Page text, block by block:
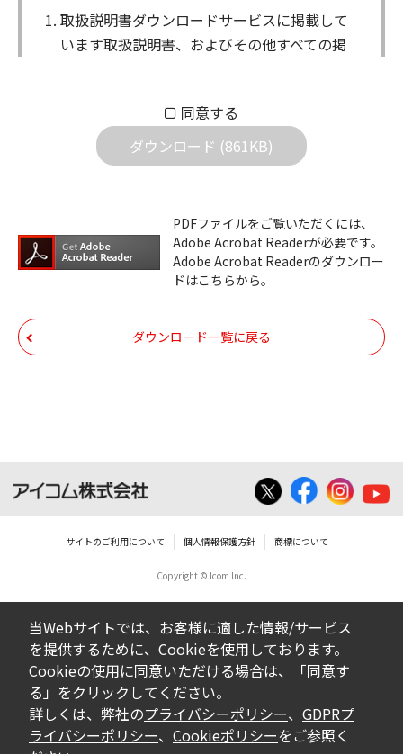
取扱説明書ダウンロードサービスに掲載して
います取扱説明書、およびその他すべての掲
属します。ダウンロードした取扱説明書は、
個人が本来の目的でご使用されることは可能
ですが、権利者の許諾を得ることなく、以下
ダウンロードした取扱説明書は、複製、賃
貸、改変、公衆送信、または公衆送信可能
化することはできません。
いは無償を問わず、第三者に譲渡あるいは
使用させる事ができません。
ダウンロードした取扱説明書等に使用され
の転用は一切出来ません。
ダウンロードした取扱説明書およびその他す
べての掲載物の変更は一切行わないでくださ
い。お客様による内容の変更により、何らか
の欠陥が生じたとしても、弊社では一切の保
証をいたしません。また、内容の変更の結
果、万一お客様に損害が生じたとしても、弊
社及び販売店等は一切の責任を負いません。
同意する
ダウンロード (861KB)
PDFファイルをご覧いただくには、
Adobe Acrobat Readerが必要です。
Adobe Acrobat Readerのダウンロー
ドはこちらから。
ダウンロード一覧に戻る
サイトのご利用について 個人情報保護方針 商標について
Copyright © Icom Inc.
当Webサイトでは、お客様に適した情報/サービス
を提供するために、Cookieを使用しております。
Cookieの使用に同意いただける場合は、「同意す
る」をクリックしてください。
詳しくは、弊社のプライバシーポリシー、 GDPRプ
ライバシーポリシー、 Cookieポリシーをご参照く